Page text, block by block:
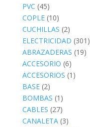
PVC (45)
COPLE (10)
CUCHILLAS (2)
ELECTRICIDAD (301)
ABRAZADERAS (19)
ACCESORIO (6)
ACCESORIOS (1)
BASE (2)
BOMBAS (1)
CABLES (27)
CANALETA (3)